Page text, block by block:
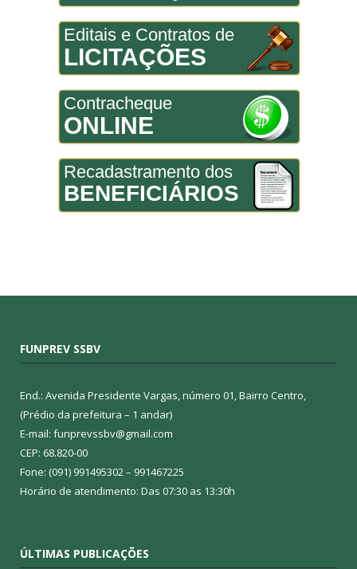
Editais e Contratos de
LICITAÇÕES
Contracheque
ONLINE
Recadastramento dos
BENEFICIÁRIOS
FUNPREV SSBV
End.: Avenida Presidente Vargas, número 01, Bairro Centro,
(Prédio da prefeitura – 1 andar)
E-mail: funprevssbv@gmail.com
CEP: 68.820-00
Fone: (091) 991495302 – 991467225
Horário de atendimento: Das 07:30 as 13:30h
ÚLTIMAS PUBLICAÇÕES